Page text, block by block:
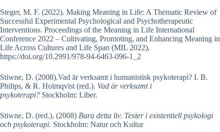
Steger, M. F. (2022). Making Meaning in Life: A Thematic Review of
Successful Experimental Psychological and Psychotherapeutic
Interventions. Proceedings of the Meaning in Life International
Conference 2022 – Cultivating, Promoting, and Enhancing Meaning in
Life Across Cultures and Life Span (MIL 2022),
https://doi.org/10.2991/978-94-6463-096-1_2
Stiwne, D. (2008).Vad är verksamt i humanistisk psykoterapi? I. B.
Philips, & R. Holmqvist (red.). Vad är verksamt i
psykoterapi? Stockholm: Liber.
Stiwne, D. (red.), (2008) Bara detta liv. Texter i existentiell psykologi
och psykoterapi. Stockholm: Natur och Kultur